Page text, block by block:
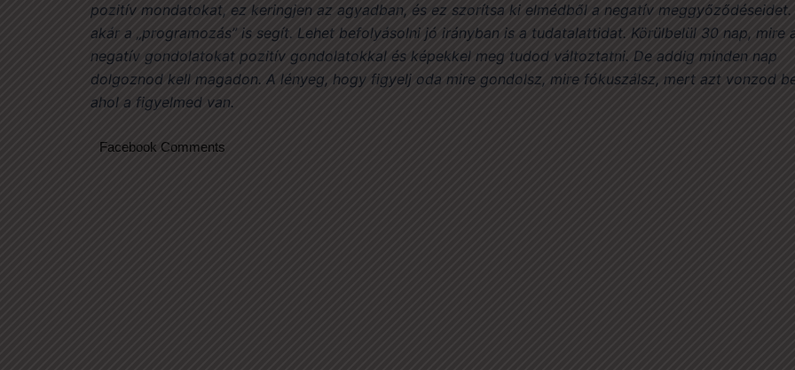
pozitív mondatokat, ez keringjen az agyadban, és ez szorítsa ki elmédből a negatív meggyőződéseidet.
akár a „programozás” is segít. Lehet befolyásolni jó irányban is a tudatalattidat. Körülbelül 30 nap, mire
negatív gondolatokat pozitív gondolatokkal és képekkel meg tudod változtatni. De addig minden nap
dolgoznod kell magadon. A lényeg, hogy figyelj oda mire gondolsz, mire fókuszálsz, mert azt vonzod
ahol a figyelmed van.
Facebook Comments